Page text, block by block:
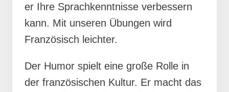
er Ihre Sprachkenntnisse verbessern
kann. Mit unseren Übungen wird
Französisch leichter.
Der Humor spielt eine große Rolle in
der französischen Kultur. Er macht das